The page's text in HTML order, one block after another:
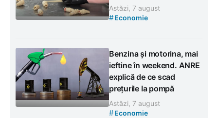
Astăzi, 7 august
#Economie
Benzina și motorina, mai
ieftine în weekend. ANRE
explică de ce scad
prețurile la pompă
Astăzi, 7 august
#Economie